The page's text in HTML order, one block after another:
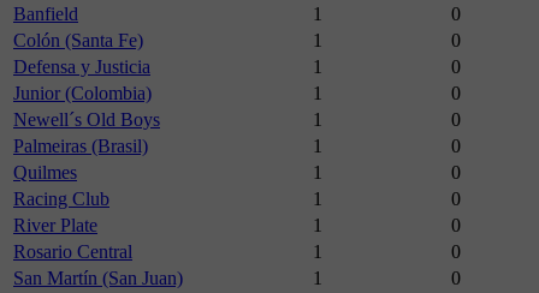
Banfield 1
0
Colón (Santa Fe)
1
0
Defensa y Justicia
1
0
Junior (Colombia)
1
0
Newell´s Old Boys
1
0
Palmeiras (Brasil)
1
0
Quilmes
1
0
Racing Club
1
0
River Plate
1
0
Rosario Central
1
0
San Martín (San Juan)
1
0